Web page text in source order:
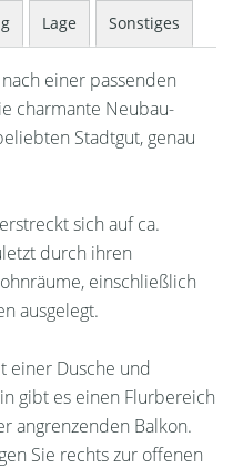
Lage Sonstiges
einer passenden
charmante Neubau-
Stadtgut, genau
sich auf ca.
durch ihren
einschließlich
ausgelegt.
einer Dusche und
gibt es einen Flurbereich
angrenzenden Balkon.
Sie rechts zur offenen